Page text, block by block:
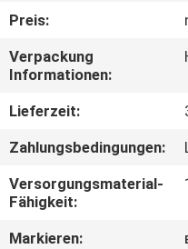
TRETEN
MIT
UNS
Preis:
Verpackung
Informationen:
Lieferzeit:
Zahlungsbedingungen:
Versorgungsmaterial-
Fähigkeit:
Markieren: